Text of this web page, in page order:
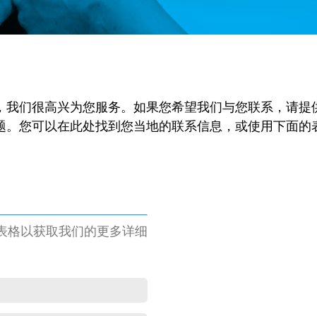
我们很高兴为您服务。如果您希望我们与您联系，请
。您可以在此处找到您当地的联系信息，或使用下面
格以获取我们的更多详细